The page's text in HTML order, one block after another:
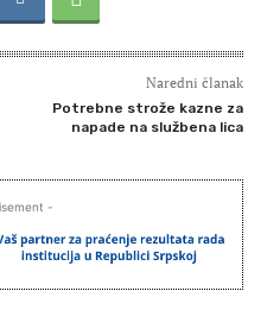
Naredni članak
Potrebne strože kazne za
napade na službena lica
-